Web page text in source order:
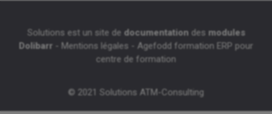
Solutions est un site de documentationdes modules
Dolibarr - Mentions légales - Agefodd formation ERP pour
centre de formation
© 2021 Solutions ATM-Consulting